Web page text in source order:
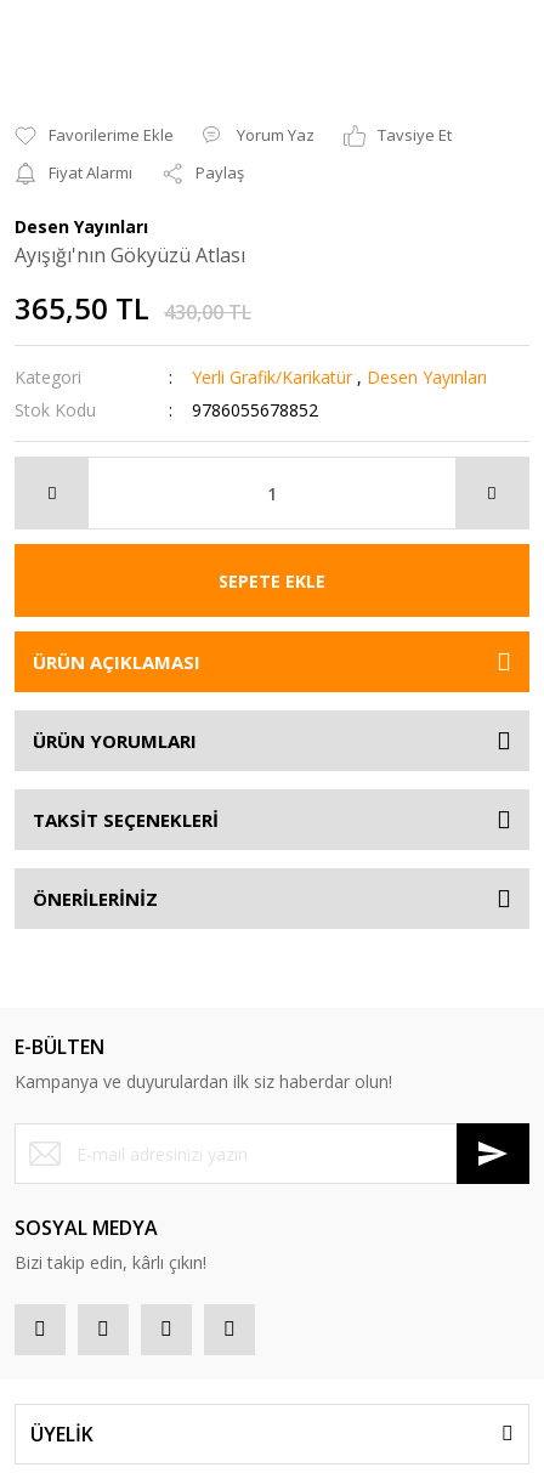
Yorum Yaz
Tavsiye Et
Fiyat Alarmı
Paylaş
Desen Yayınları
Ayışığı'nın Gökyüzü Atlası
365,50 TL 430,00 TL
Kategori Yerli Grafik/Karikatür , Desen Yayınları
Stok Kodu
9786055678852
SEPETE EKLE
ÜRÜN AÇIKLAMASI
ÜRÜN YORUMLARI
TAKSİT SEÇENEKLERİ
ÖNERİLERİNİZ
E-BÜLTEN
Kampanya ve duyurulardan ilk siz haberdar olun!
SOSYAL MEDYA
Bizi takip edin, kârlı çıkın!
ÜYELİK